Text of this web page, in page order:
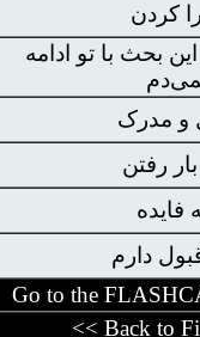
کردن
بحث با تو ادامه
و مدرک
رفتن
فایده
قبول دارم
Go to the
<< Back to